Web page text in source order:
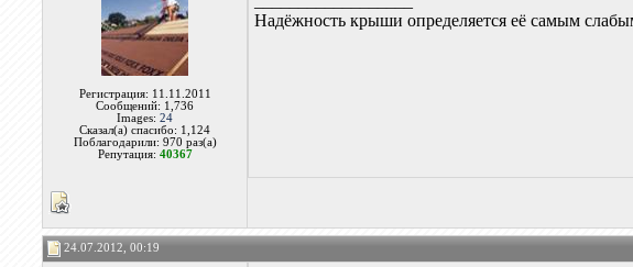
Регистрация: 11.11.2011
Сообщений: 1,736
Images:24
Сказал(а) спасибо: 1,124
Поблагодарили: 970 раз(а)
Репутация: 40367
Надёжность крыши определяется её самым
24.07.2012, 00:19